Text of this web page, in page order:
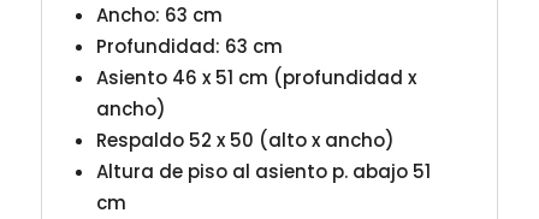
Ancho: 63 cm
Profundidad: 63 cm
Asiento 46 x 51 cm (profundidad x
ancho)
Respaldo 52 x 50 (alto x ancho)
Altura de piso al asiento p. abajo 51
cm